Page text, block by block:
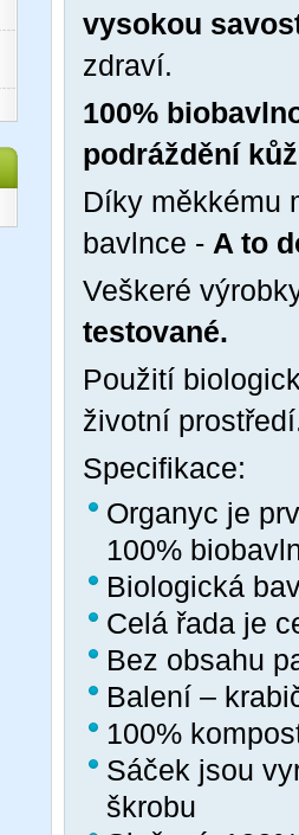
vysokou
zdraví.
100%
podráždění
Díky měkkému
bavlnce - A to
Veškeré
testované.
Použití
životní
Specifikace:
Organyc je
100%
Biologická
Celá řada je
Bez obsahu
Balení –
100%
Sáček jsou
škrobu